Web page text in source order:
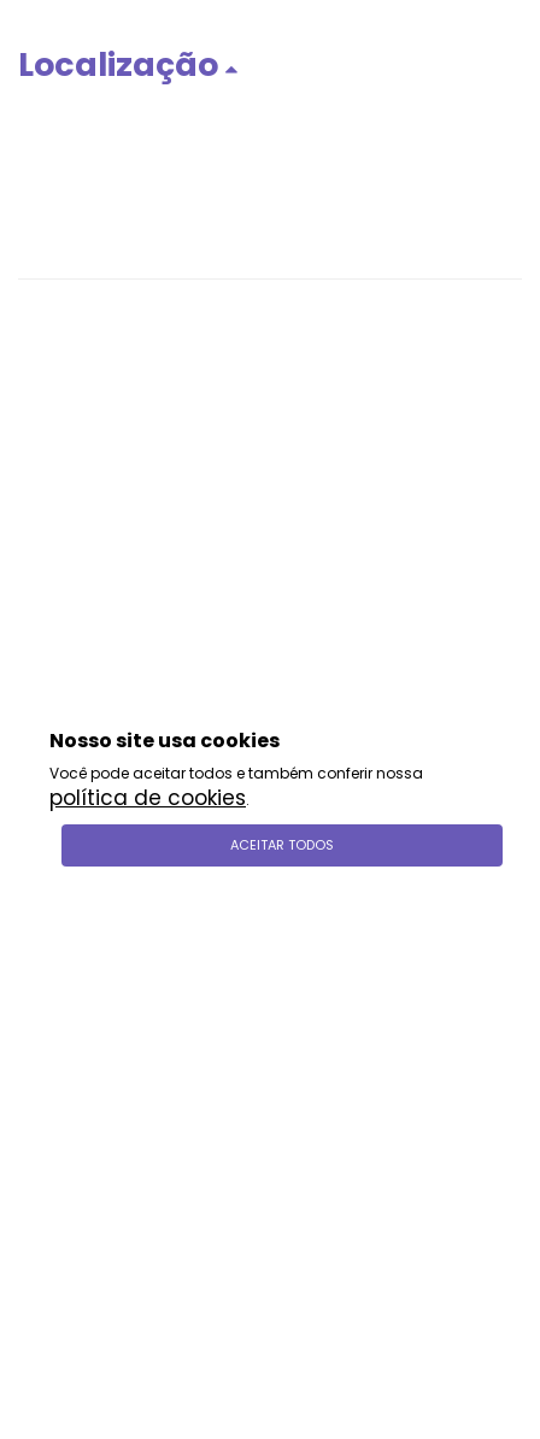
Localização
Nosso site usa cookies
Você pode aceitar todos e também conferir nossa
política de cookies.
ACEITAR TODOS